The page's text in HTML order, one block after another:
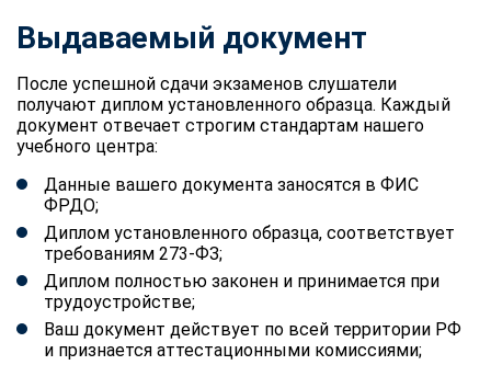
Выдаваемый документ
После успешной сдачи экзаменов слушатели
получают диплом установленного образца. Каждый
документ отвечает строгим стандартам нашего
учебного центра:
Данные вашего документа заносятся в ФИС
ФРДО;
Диплом установленного образца, соответствует
требованиям 273-ФЗ;
Диплом полностью законен и принимается при
трудоустройстве;
Ваш документ действует по всей территории РФ
и признается аттестационными комиссиями;